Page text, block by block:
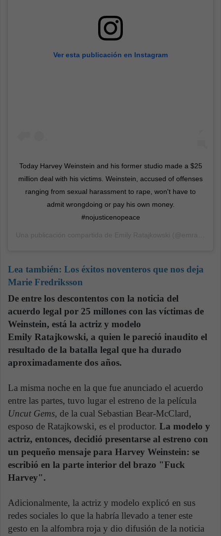
Ver esta publicación en Instagram
Today Harvey Weinstein and his former studio made a $25
million deal with his victims. Weinstein, accused of offenses
ranging from sexual harassment to rape, won't have to
admit wrongdoing or pay his own money.
#nojusticenopeace
Lea también: Los éxitos noventeros que nos deja
Marie Fredriksson
De entre los descontentos con la noticia del
acuerdo legal por 25 millones con las víctimas de
Weinstein, está la actriz y modelo
Emily Ratajkowski, a quien le pareció inaudito el
resultado de la batalla legal que ha durado
aproximadamente dos años.
La misma noche en la que fue anunciado el acuerdo
entre las partes, tuvo lugar el estreno de la película
Uncut Gems, de la cual Sebastian Bear-McClard,
esposo de Ratajkowski, es el productor. La modelo y
actriz, entonces, decidió presentarse al estreno con
un pequeño mensaje para Harvey Weinstein: se
escribió en la parte interior del brazo "Fuck
Harvey".
Adicionalmente, la actriz y modelo explicó en sus
redes sociales lo que la habría llevado a tener este
gesto en la alfombra roja y dio difusión de la noticia